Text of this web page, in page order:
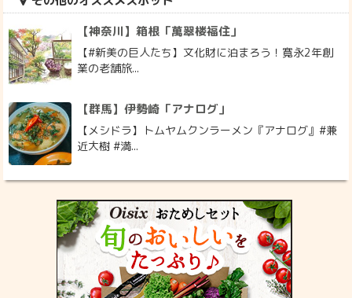
【神奈川】箱根「萬翠楼福住」
【#新美の巨人たち】文化財に泊まろう！寛永2年創
業の老舗旅...
【群馬】伊勢崎「アナログ」
【メシドラ】トムヤムクンラーメン『アナログ』#兼
近大樹 #満...